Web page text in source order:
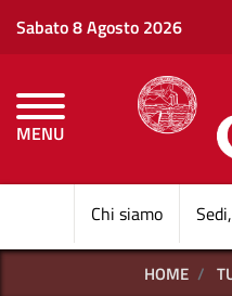
Sabato 8 Agosto 2026
MENU
Chi siamo
HOME